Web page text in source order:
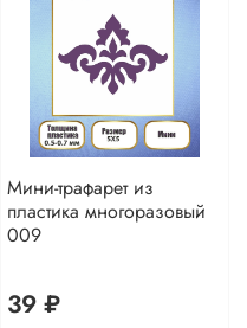
Мини-трафарет из
пластика многоразовый
009
39 ₽